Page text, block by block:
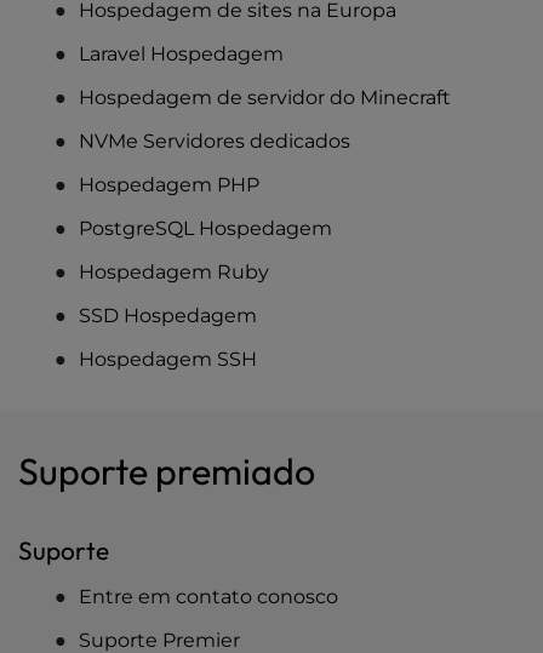
Hospedagem de sites na Europa
Laravel Hospedagem
Hospedagem de servidor do Minecraft
NVMe Servidores dedicados
Hospedagem PHP
PostgreSQL Hospedagem
Hospedagem Ruby
SSD Hospedagem
Hospedagem SSH
Suporte premiado
Suporte
Entre em contato conosco
Suporte Premier